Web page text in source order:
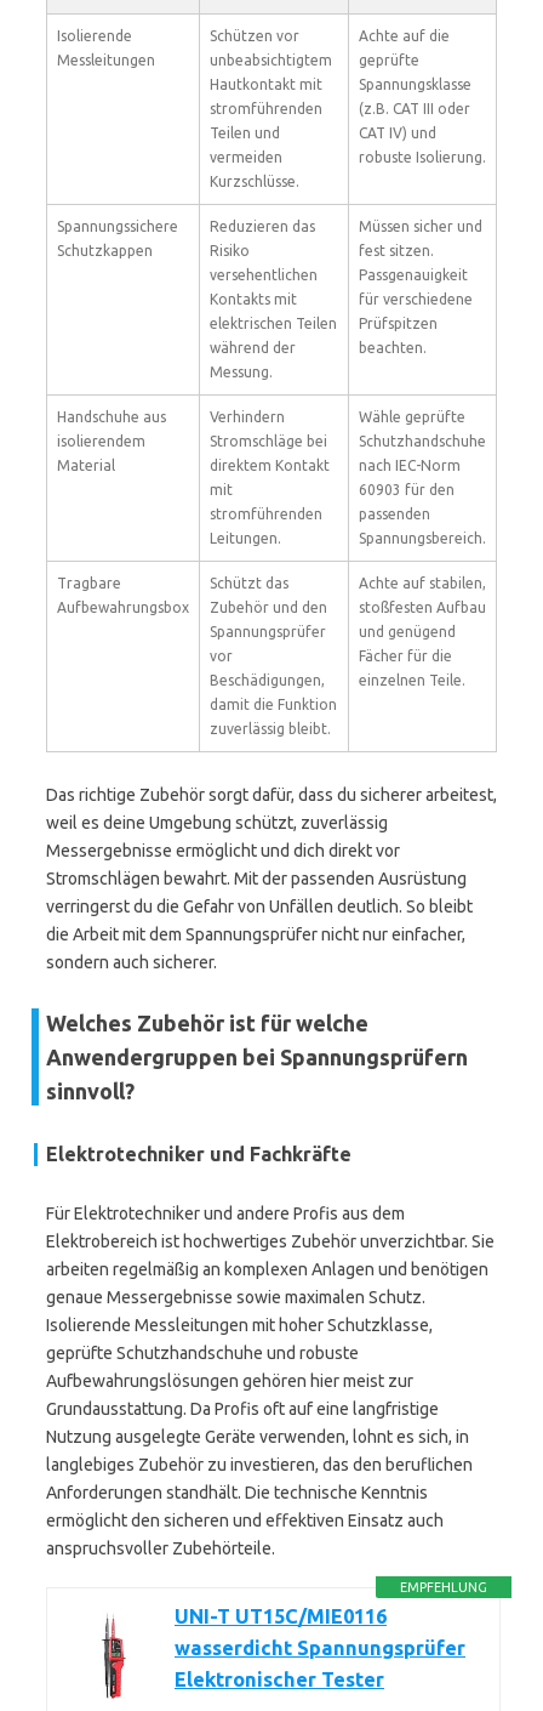
Isolierende
Messleitungen
Schützen vor
unbeabsichtigtem
Hautkontakt mit
stromführenden
Teilen und
vermeiden
Kurzschlüsse.
Achte auf die
geprüfte
Spannungsklasse
(z.B. CAT III oder
CAT IV) und
robuste Isolierung.
Spannungssichere
Schutzkappen
Reduzieren das
Risiko
versehentlichen
Kontakts mit
elektrischen Teilen
während der
Messung.
Müssen sicher und
fest sitzen.
Passgenauigkeit
für verschiedene
Prüfspitzen
beachten.
Handschuhe aus
isolierendem
Material
Verhindern
Stromschläge bei
direktem Kontakt
mit
stromführenden
Leitungen.
Wähle geprüfte
Schutzhandschuhe
nach IEC-Norm
60903 für den
passenden
Spannungsbereich.
Tragbare
Aufbewahrungsbox
Schützt das
Zubehör und den
Spannungsprüfer
vor
Beschädigungen,
damit die Funktion
zuverlässig bleibt.
Achte auf stabilen,
stoßfesten Aufbau
und genügend
Fächer für die
einzelnen Teile.
Das richtige Zubehör sorgt dafür, dass du sicherer arbeitest,
weil es deine Umgebung schützt, zuverlässig
Messergebnisse ermöglicht und dich direkt vor
Stromschlägen bewahrt. Mit der passenden Ausrüstung
verringerst du die Gefahr von Unfällen deutlich. So bleibt
die Arbeit mit dem Spannungsprüfer nicht nur einfacher,
sondern auch sicherer.
Welches Zubehör ist für welche
Anwendergruppen bei Spannungsprüfern
sinnvoll?
Elektrotechniker und Fachkräfte
Für Elektrotechniker und andere Profis aus dem
Elektrobereich ist hochwertiges Zubehör unverzichtbar. Sie
arbeiten regelmäßig an komplexen Anlagen und benötigen
genaue Messergebnisse sowie maximalen Schutz.
Isolierende Messleitungen mit hoher Schutzklasse,
geprüfte Schutzhandschuhe und robuste
Aufbewahrungslösungen gehören hier meist zur
Grundausstattung. Da Profis oft auf eine langfristige
Nutzung ausgelegte Geräte verwenden, lohnt es sich, in
langlebiges Zubehör zu investieren, das den beruflichen
Anforderungen standhält. Die technische Kenntnis
ermöglicht den sicheren und effektiven Einsatz auch
anspruchsvoller Zubehörteile.
EMPFEHLUNG
UNI-T UT15C/MIE0116
wasserdicht Spannungsprüfer
Elektronischer Tester